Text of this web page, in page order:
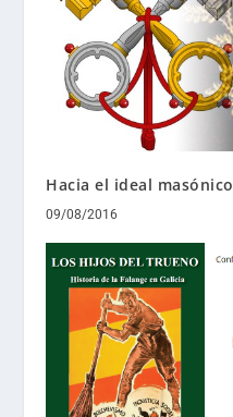
Hacia el ideal masónico
09/08/2016